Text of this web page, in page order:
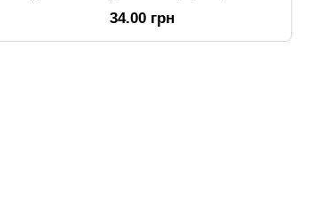
34.00 грн